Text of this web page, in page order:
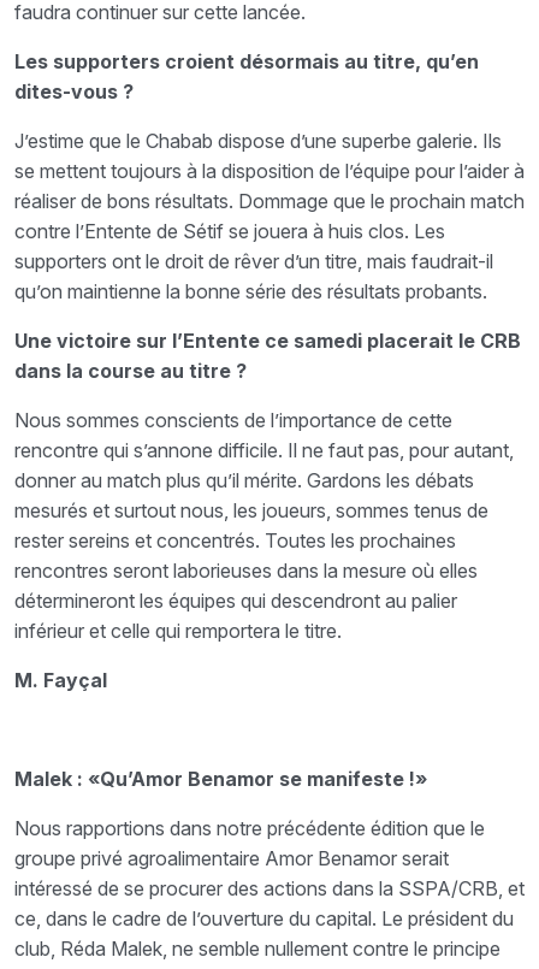
faudra continuer sur cette lancée.
Les supporters croient désormais au titre, qu’en
dites-vous ?
J’estime que le Chabab dispose d’une superbe galerie. Ils
se mettent toujours à la disposition de l’équipe pour l’aider à
réaliser de bons résultats. Dommage que le prochain match
contre l’Entente de Sétif se jouera à huis clos. Les
supporters ont le droit de rêver d’un titre, mais faudrait-il
qu’on maintienne la bonne série des résultats probants.
Une victoire sur l’Entente ce samedi placerait le CRB
dans la course au titre ?
Nous sommes conscients de l’importance de cette
rencontre qui s’annone difficile. Il ne faut pas, pour autant,
donner au match plus qu’il mérite. Gardons les débats
mesurés et surtout nous, les joueurs, sommes tenus de
rester sereins et concentrés. Toutes les prochaines
rencontres seront laborieuses dans la mesure où elles
détermineront les équipes qui descendront au palier
inférieur et celle qui remportera le titre.
M. Fayçal
Malek : «Qu’Amor Benamor se manifeste !»
Nous rapportions dans notre précédente édition que le
groupe privé agroalimentaire Amor Benamor serait
intéressé de se procurer des actions dans la SSPA/CRB, et
ce, dans le cadre de l’ouverture du capital. Le président du
club, Réda Malek, ne semble nullement contre le principe